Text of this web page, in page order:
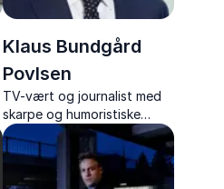
Klaus Bundgård
Povlsen
TV-vært og journalist med
skarpe og humoristiske
foredrag om politik, magt
og medier.